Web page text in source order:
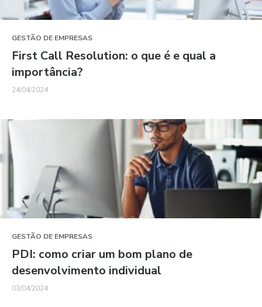
GESTÃO DE EMPRESAS
First Call Resolution: o que é e qual a
importância?
24/04/2024
GESTÃO DE EMPRESAS
PDI: como criar um bom plano de
desenvolvimento individual
03/04/2024